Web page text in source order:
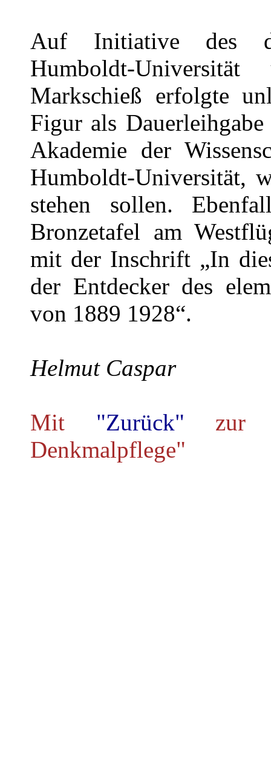
Auf Initiative des
Humboldt-
Markschieß erfolgte
Figur als
Akademie der
Humboldt-Universität,
stehen sollen.
Bronzetafel am
mit der Inschrift „In
der Entdecker des
von 1889 1928“.
Helmut Caspar
Mit "Zurück" zur
Denkmalpflege"